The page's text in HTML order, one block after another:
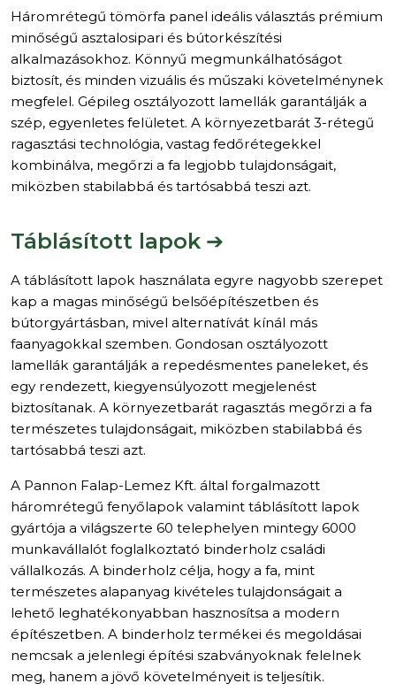
Háromrétegű tömörfa panel ideális választás prémium
minőségű asztalosipari és bútorkészítési
alkalmazásokhoz. Könnyű megmunkálhatóságot
biztosít, és minden vizuális és műszaki követelménynek
megfelel. Gépileg osztályozott lamellák garantálják a
szép, egyenletes felületet. A környezetbarát 3-rétegű
ragasztási technológia, vastag fedőrétegekkel
kombinálva, megőrzi a fa legjobb tulajdonságait,
miközben stabilabbá és tartósabbá teszi azt.
Táblásított lapok ➔
A táblásított lapok használata egyre nagyobb szerepet
kap a magas minőségű belsőépítészetben és
bútorgyártásban, mivel alternatívát kínál más
faanyagokkal szemben. Gondosan osztályozott
lamellák garantálják a repedésmentes paneleket, és
egy rendezett, kiegyensúlyozott megjelenést
biztosítanak. A környezetbarát ragasztás megőrzi a fa
természetes tulajdonságait, miközben stabilabbá és
tartósabbá teszi azt.
A Pannon Falap-Lemez Kft. által forgalmazott
háromrétegű fenyőlapok valamint táblásított lapok
gyártója a világszerte 60 telephelyen mintegy 6000
munkavállalót foglalkoztató binderholz családi
vállalkozás. A binderholz célja, hogy a fa, mint
természetes alapanyag kivételes tulajdonságait a
lehető leghatékonyabban hasznosítsa a modern
építészetben. A binderholz termékei és megoldásai
nemcsak a jelenlegi építési szabványoknak felelnek
meg, hanem a jövő követelményeit is teljesítik.